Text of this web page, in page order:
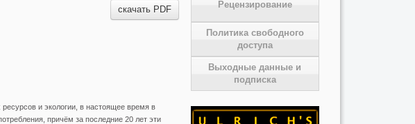
Рецензирование
Политика свободного
доступа
Выходные данные и
подписка
скачать PDF
и экологии, в настоящее время в
причём за последние 20 лет эти